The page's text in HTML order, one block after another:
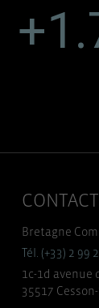
CONTACT
Bretagne
Tél. (+33) 2 99
1c-1d avenue
35517